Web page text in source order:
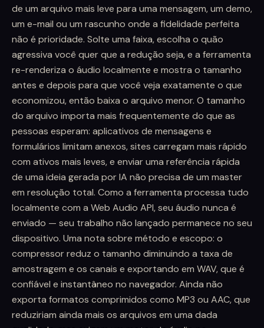
de um arquivo mais leve para uma mensagem, um demo,
um e-mail ou um rascunho onde a fidelidade perfeita
não é prioridade. Solte uma faixa, escolha o quão
agressiva você quer que a redução seja, e a ferramenta
re-renderiza o áudio localmente e mostra o tamanho
antes e depois para que você veja exatamente o que
economizou, então baixa o arquivo menor. O tamanho
do arquivo importa mais frequentemente do que as
pessoas esperam: aplicativos de mensagens e
formulários limitam anexos, sites carregam mais rápido
com ativos mais leves, e enviar uma referência rápida
de uma ideia gerada por IA não precisa de um master
em resolução total. Como a ferramenta processa tudo
localmente com a Web Audio API, seu áudio nunca é
enviado — seu trabalho não lançado permanece no seu
dispositivo. Uma nota sobre método e escopo: o
compressor reduz o tamanho diminuindo a taxa de
amostragem e os canais e exportando em WAV, que é
confiável e instantâneo no navegador. Ainda não
exporta formatos comprimidos como MP3 ou AAC, que
reduziriam ainda mais os arquivos em uma dada